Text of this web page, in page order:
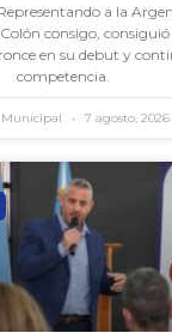
a la
consigo,
en su debut y
competencia.
Municipal 7 agosto, 2026